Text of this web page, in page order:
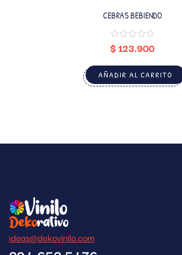
CEBRAS BEBIENDO
$123.900
AÑADIR AL CARRITO
ideas@dekovinilo.com